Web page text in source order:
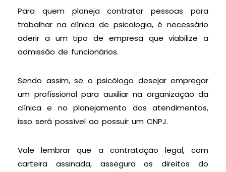
Para quem planeja contratar pessoas para
trabalhar na clínica de psicologia, é necessário
aderir a um tipo de empresa que viabilize a
admissão de funcionários.
Sendo assim, se o psicólogo desejar empregar
um profissional para auxiliar na organização da
clínica e no planejamento dos atendimentos,
isso será possível ao possuir um CNPJ.
Vale lembrar que a contratação legal, com
carteira assinada, assegura os direitos do